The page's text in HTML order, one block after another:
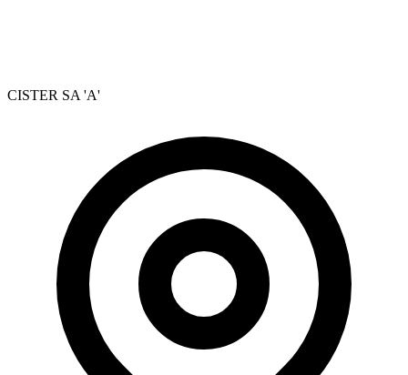
CISTER SA 'A'